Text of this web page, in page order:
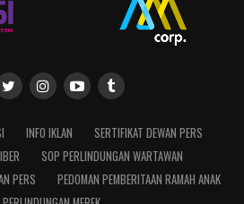
INFO IKLAN
SERTIFIKAT DEWAN PERS
SOP PERLINDUNGAN WARTAWAN
PERS
PEDOMAN PEMBERITAAN RAMAH ANAK